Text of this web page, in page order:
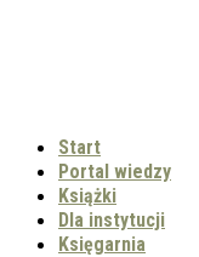
Start
Portal wiedzy
Książki
Dla instytucji
Księgarnia